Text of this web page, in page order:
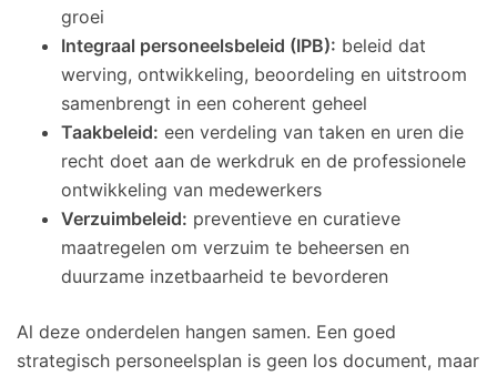
groei
Integraal personeelsbeleid (IPB): beleid dat
werving, ontwikkeling, beoordeling en uitstroom
samenbrengt in een coherent geheel
Taakbeleid: een verdeling van taken en uren die
recht doet aan de werkdruk en de professionele
ontwikkeling van medewerkers
Verzuimbeleid: preventieve en curatieve
maatregelen om verzuim te beheersen en
duurzame inzetbaarheid te bevorderen
Al deze onderdelen hangen samen. Een goed
strategisch personeelsplan is geen los document, maar